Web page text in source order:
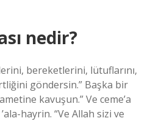
nedir?
bereketlerini, lütuflarını,
göndersin.” Başka bir
kavuşun.” Ve ceme’a
hayrin. “Ve Allah sizi ve